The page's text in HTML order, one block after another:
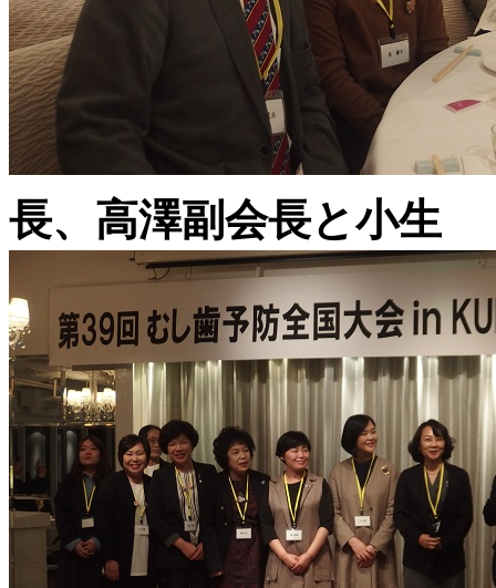
長、高澤副会長と小生